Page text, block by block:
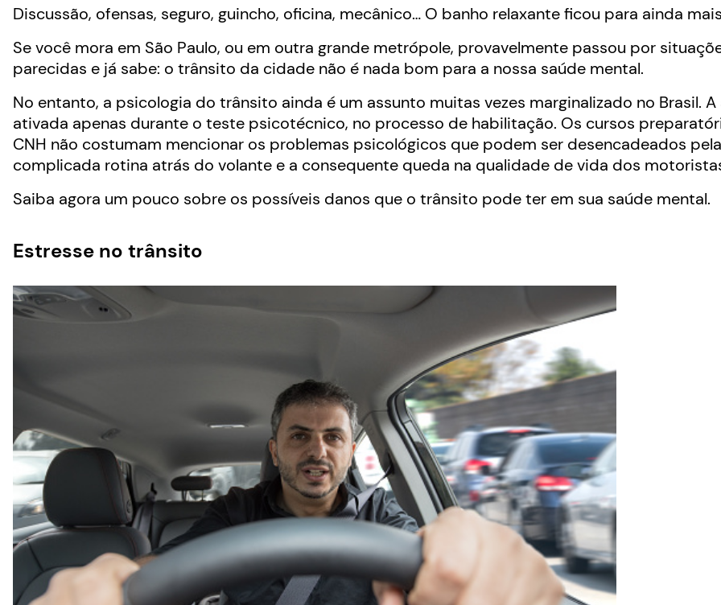
Discussão, ofensas, seguro, guincho, oficina, mecânico… O banho relaxante ficou para ainda
Se você mora em São Paulo, ou em outra grande metrópole, provavelmente passou por
parecidas e já sabe: o trânsito da cidade não é nada bom para a nossa saúde mental.
No entanto, a psicologia do trânsito ainda é um assunto muitas vezes marginalizado no Brasil. A
ativada apenas durante o teste psicotécnico, no processo de habilitação. Os cursos
CNH não costumam mencionar os problemas psicológicos que podem ser desencadeados pela
complicada rotina atrás do volante e a consequente queda na qualidade de vida dos
Saiba agora um pouco sobre os possíveis danos que o trânsito pode ter em sua saúde mental.
Estresse no trânsito